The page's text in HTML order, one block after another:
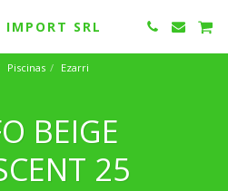
IMPORT SRL
Piscinas
Ezarri
BEIGE
25